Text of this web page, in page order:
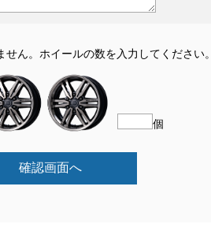
ん。 ホイールの数を入力してください。
個
確認画面へ